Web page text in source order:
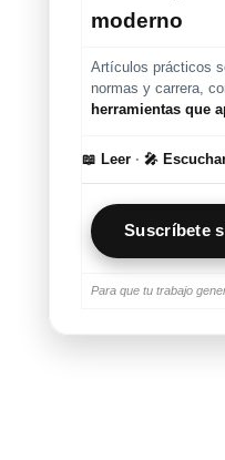
moderno
Artículos prácticos
normas y carrera,
herramientas que
📖 Leer · 🎤
Suscríbete
Para que tu trabajo